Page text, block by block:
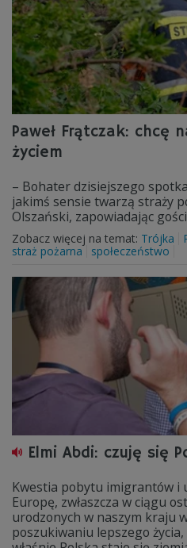
Paweł Frątczak: chcę
życiem
– Bohater dzisiejszego
jakimś sensie twarzą straży
Olszański, zapowiadając
Zobacz więcej na temat: Trójka
straż pożarna
społeczeństwo
Elmi Abdi: czuję się
Kwestia pobytu imigrantów i
Europę, zwłaszcza w ciągu
urodzonych w naszym kraju
poszukiwaniu lepszego